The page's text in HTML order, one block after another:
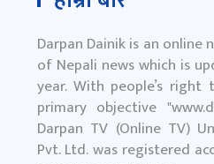
Darpan Dainik is an
of Nepali news which is
year. With people’s
primary objective "
Darpan TV (Online TV)
Pvt. Ltd. was registered